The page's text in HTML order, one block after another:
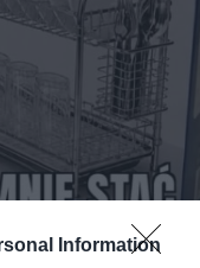
Information